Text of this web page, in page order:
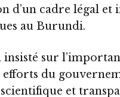
d’un cadre légal et
au Burundi.
sur
du
et